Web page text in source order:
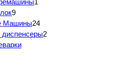
1
9
Машины24
2